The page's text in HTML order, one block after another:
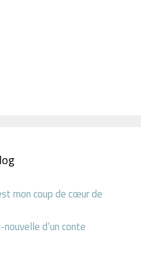
mon coup de cœur de
d’un conte